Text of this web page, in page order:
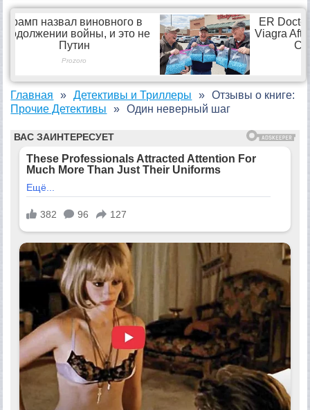
Главная
Детективы и Триллеры
Прочие Детективы
Отзывы о книге:
Один неверный шаг